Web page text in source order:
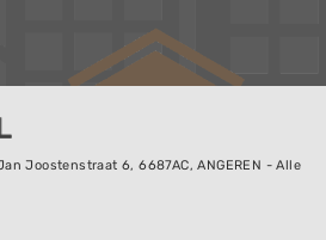
Joostenstraat 6, 6687AC, ANGEREN - Alle